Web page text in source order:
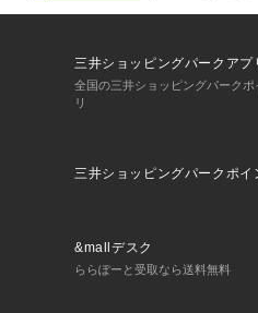
三井ショッピングパークアプ
全国の三井ショッピングパーク
リ
三井ショッピングパークポイ
&mallデスク
ららぽーと受取なら送料無料